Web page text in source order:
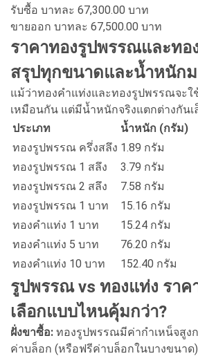
รับซื้อ บาทละ 67,300.00 บาท
ขายออก บาทละ 67,500.00 บาท
ราคาทองรูปพรรณและทอ
สรุปทุกขนาดและน้ำหนัก
แม้ว่าทองคำแท่งและทองรูปพรรณจะใ
เหมือนกัน แต่มีน้ำหนักจริงแตกต่างกันเ
ประเภท
น้ำหนัก (กรัม)
ทองรูปพรรณ ครึ่งสลึง 1.89 กรัม
ทองรูปพรรณ 1 สลึง
3.79 กรัม
ทองรูปพรรณ 2 สลึง
7.58 กรัม
ทองรูปพรรณ 1 บาท
15.16 กรัม
ทองคำแท่ง 1 บาท
15.24 กรัม
ทองคำแท่ง 5 บาท
76.20 กรัม
ทองคำแท่ง 10 บาท
152.40 กรัม
รูปพรรณ vs ทองแท่ง ราค
เลือกแบบไหนคุ้มกว่า?
ฝั่งขาซื้อ: ทองรูปพรรณมีค่ากำเหน็จสูง
ค่าบล็อก (หรือฟรีค่าบล็อกในบางขนาด)